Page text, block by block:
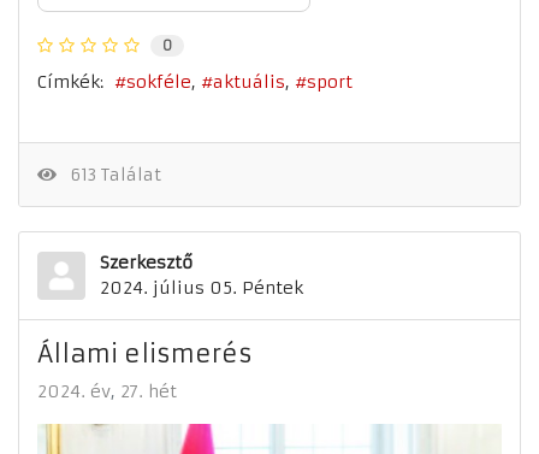
0
Címkék: sokféle aktuális sport
613 Találat
Szerkesztő
2024. július 05. Péntek
Állami elismerés
2024. év 27. hét